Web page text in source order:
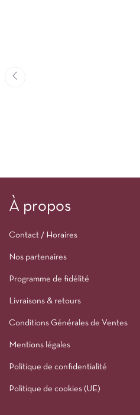
À propos
Contact / Horaires
Nos partenaires
Programme de fidélité
Livraisons & retours
Conditions Générales de Ventes
Mentions légales
Politique de confidentialité
Politique de cookies (UE)